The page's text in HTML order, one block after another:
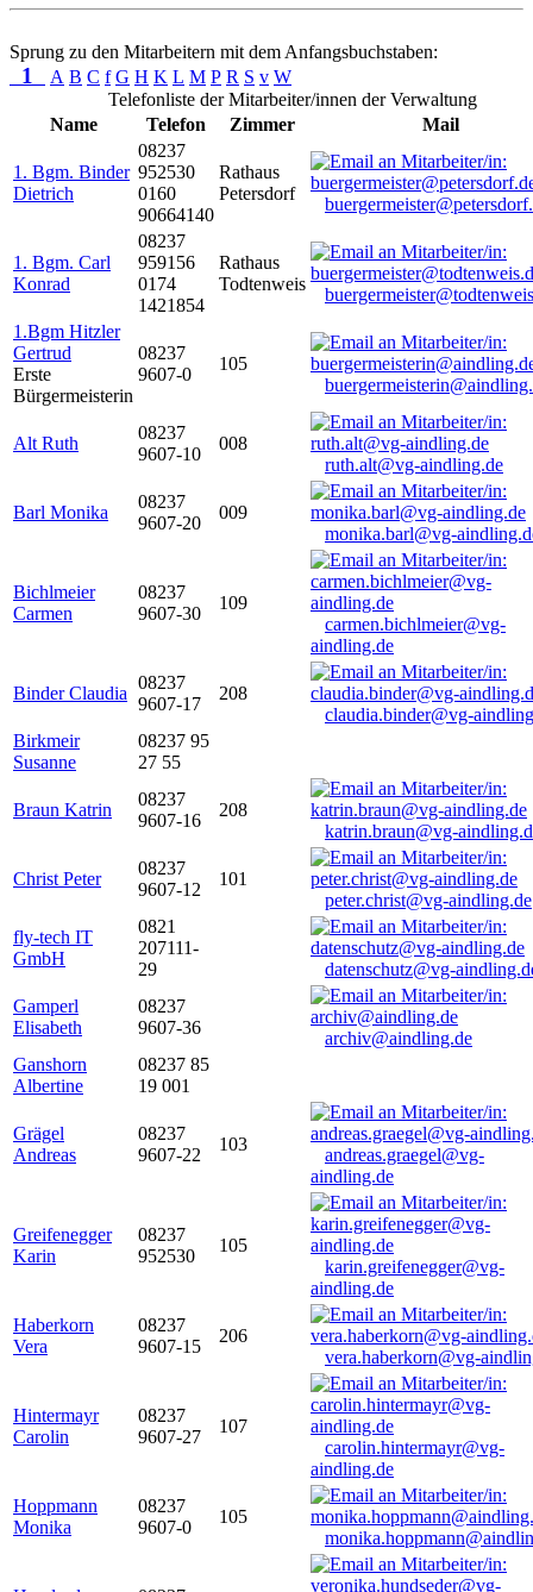
Sprung zu den Mitarbeitern mit dem Anfangsbuchstaben:
1 A B C f G H K L M P R S v W
Telefonliste der Mitarbeiter/innen der Verwaltung
Name
Telefon Zimmer Mail
1. Bgm. Binder
Dietrich
08237
952530
0160
90664140
Rathaus
Petersdorf
1. Bgm. Carl
Konrad
08237
959156
0174
1421854
Rathaus
Todtenweis
1.Bgm Hitzler
Gertrud
Erste
Bürgermeisterin
08237
9607-0
105
Alt Ruth
08237
9607-10
008
ruth.alt@vg-aindling.de
Barl Monika
08237
9607-20
009
monika.barl@vg-
Bichlmeier
Carmen
08237
9607-30
109
carmen.bichlmeier@vg-
aindling.de
Binder Claudia
08237
9607-17
208
claudia.binder@vg-
Birkmeir
Susanne
08237 95
27 55
Braun Katrin
08237
9607-16
208
katrin.braun@vg-
Christ Peter
08237
9607-12
101
peter.christ@vg-aindling.de
fly-tech IT
GmbH
0821
207111-
29
datenschutz@vg-
Gamperl
Elisabeth
08237
9607-36
archiv@aindling.de
Ganshorn
Albertine
08237 85
19 001
Grägel
Andreas
08237
9607-22
103
andreas.graegel@vg-
aindling.de
Greifenegger
Karin
08237
952530
105
karin.greifenegger@vg-
aindling.de
Haberkorn
Vera
08237
9607-15
206
vera.haberkorn@vg-
Hintermayr
Carolin
08237
9607-27
107
carolin.hintermayr@vg-
aindling.de
Hoppmann
Monika
08237
9607-0
105